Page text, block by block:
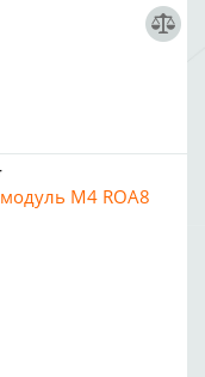
M4 ROA8